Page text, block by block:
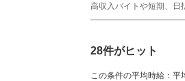
高収入バイトや短期、日
28件がヒット
この条件の平均時給：平